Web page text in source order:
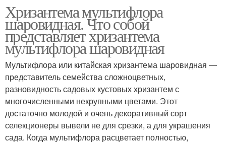
Хризантема мультифлора
шаровидная. Что собой
представляет хризантема
мультифлора шаровидная
Мультифлора или китайская хризантема шаровидная ―
представитель семейства сложноцветных,
разновидность садовых кустовых хризантем с
многочисленными некрупными цветами. Этот
достаточно молодой и очень декоративный сорт
селекционеры вывели не для срезки, а для украшения
сада. Когда мультифлора расцветает полностью,